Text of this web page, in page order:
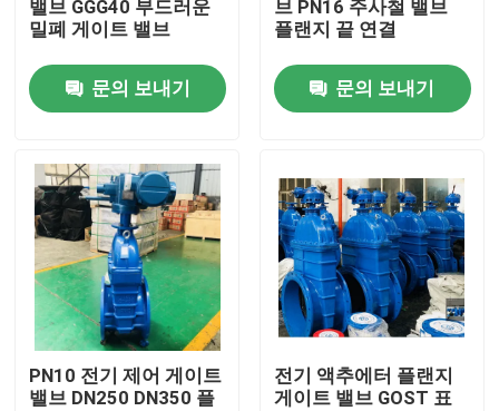
공장 견학
품질 관리
문의하기
소식
케이스
DI 문짝 밸브
밸브 GGG40 부드러운
밀폐 게이트 밸브
문의 보내기
브 PN16 주사철 밸브
플랜지 끝 연결
문의 보내기
PN10 전기 제어 게이트
밸브 DN250 DN350 플
전기 액추에터 플랜지
게이트 밸브 GOST 표